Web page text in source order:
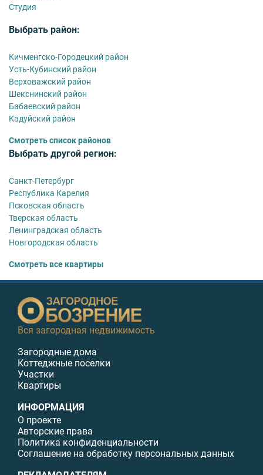
Студия
Выбрать район:
Кичменгско-Городецкий район
Усть-Кубинский район
Верховажский район
Шекснинский район
Бабаевский район
Кадуйский район
Смотреть список районов
Выбрать другой регион:
Санкт-Петербург
Республика Карелия
Псковская область
Тверская область
Ленинградская область
Новгородская область
Смотреть все квартиры
Вся загородная недвижимость
Загородные дома
Коттеджные поселки
Участки
Квартиры
ИНФОРМАЦИЯ
О проекте
Авторские права
Политика конфиденциальности
Соглашение на обработку персональных данных